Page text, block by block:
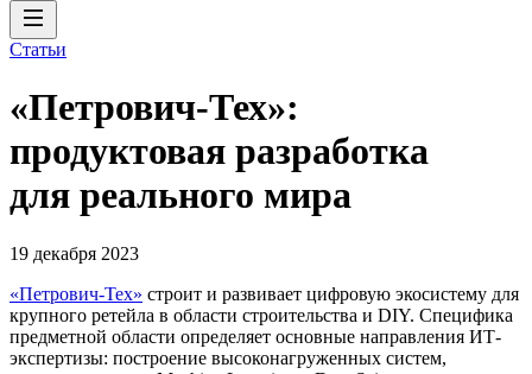
Статьи
«Петрович-Тех»:
продуктовая разработка
для реального мира
19 декабря 2023
«Петрович-Тех» строит и развивает цифровую экосистему для
крупного ретейла в области строительства и DIY. Специфика
предметной области определяет основные направления ИТ-
экспертизы: построение высоконагруженных систем,